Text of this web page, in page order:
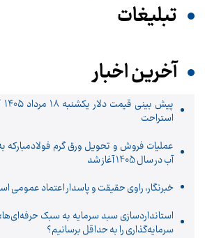
تبلیغات
آخرین اخبار
استراحت
عملیات فروش و تحویل ورق گرم فولادمبارکه
آب در سال 1405 آغاز شد
خبرنگار، راوی حقیقت و پاسدار اعتماد عمومی
سرمایه‌گذاری را به حداقل برسانیم؟